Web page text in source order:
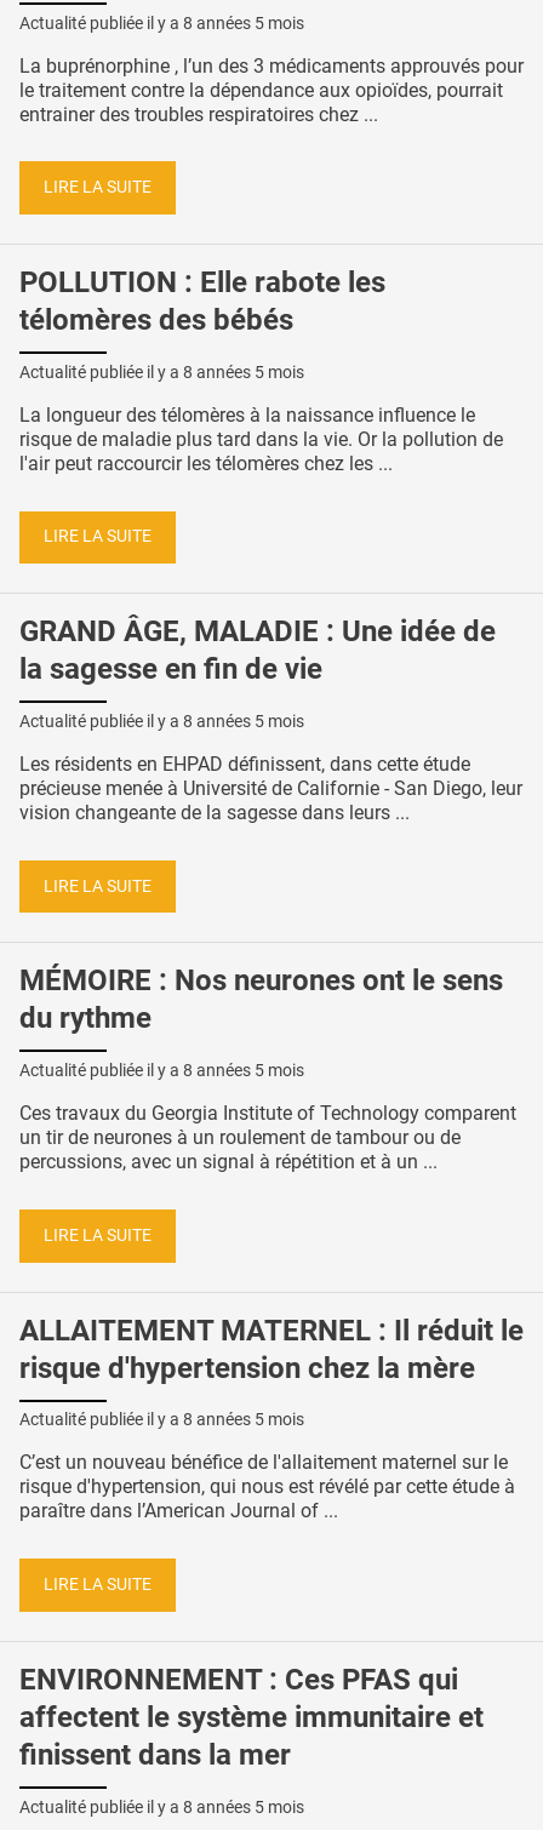
Actualité publiée il y a 8 années 5 mois
La buprénorphine , l’un des 3 médicaments approuvés pour
le traitement contre la dépendance aux opioïdes, pourrait
entrainer des troubles respiratoires chez ...
LIRE LA SUITE
POLLUTION : Elle rabote les
télomères des bébés
Actualité publiée il y a 8 années 5 mois
La longueur des télomères à la naissance influence le
risque de maladie plus tard dans la vie. Or la pollution de
l'air peut raccourcir les télomères chez les ...
LIRE LA SUITE
GRAND ÂGE, MALADIE : Une idée de
la sagesse en fin de vie
Actualité publiée il y a 8 années 5 mois
Les résidents en EHPAD définissent, dans cette étude
précieuse menée à Université de Californie - San Diego, leur
vision changeante de la sagesse dans leurs ...
LIRE LA SUITE
MÉMOIRE : Nos neurones ont le sens
du rythme
Actualité publiée il y a 8 années 5 mois
Ces travaux du Georgia Institute of Technology comparent
un tir de neurones à un roulement de tambour ou de
percussions, avec un signal à répétition et à un ...
LIRE LA SUITE
ALLAITEMENT MATERNEL : Il réduit le
risque d'hypertension chez la mère
Actualité publiée il y a 8 années 5 mois
C’est un nouveau bénéfice de l'allaitement maternel sur le
risque d'hypertension, qui nous est révélé par cette étude à
paraître dans l’American Journal of ...
LIRE LA SUITE
ENVIRONNEMENT : Ces PFAS qui
affectent le système immunitaire et
finissent dans la mer
Actualité publiée il y a 8 années 5 mois